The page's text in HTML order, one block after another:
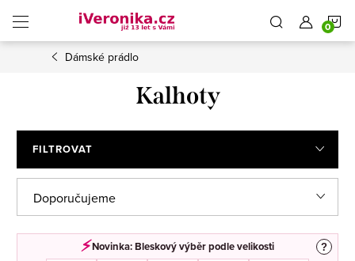
obsah
Dámské prádlo
Kalhoty
FILTROVAT
a
z
Doporučujeme
Nejlevnější
⚡︎Novinka: Bleskový výběr podle velikosti ?